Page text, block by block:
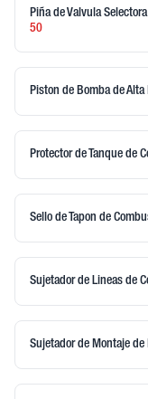
Piña de Valvula
50
Piston de Bomba de Alta
Protector de Tanque de
Sello de Tapon de
Sujetador de Lineas de
Sujetador de Montaje